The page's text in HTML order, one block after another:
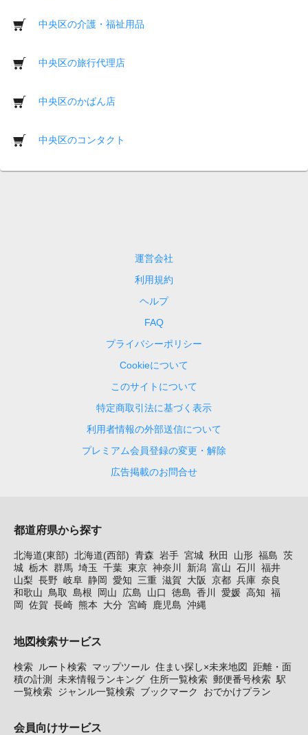
中央区の介護・福祉用品
中央区の旅行代理店
中央区のかばん店
中央区のコンタクト
運営会社
利用規約
ヘルプ
FAQ
プライバシーポリシー
Cookieについて
このサイトについて
特定商取引法に基づく表示
利用者情報の外部送信について
プレミアム会員登録の変更・解除
広告掲載のお問合せ
都道府県から探す
北海道(東部) 北海道(西部) 青森 岩手 宮城 秋田 山形 福島 茨
城 栃木 群馬 埼玉 千葉 東京 神奈川 新潟 富山 石川
福井
山梨 長野 岐阜 静岡 愛知 三重 滋賀 大阪 京都 兵庫 奈良
和歌山 鳥取 島根 岡山 広島 山口 徳島 香川 愛媛 高知 福
岡
佐賀 長崎 熊本 大分 宮崎 鹿児島 沖縄
地図検索サービス
検索 ルート検索 マップツール 住まい探し×未来地図
距離・面
積の計測
未来情報ランキング 住所一覧検索 郵便番号検索 駅
一覧検索 ジャンル一覧検索 ブックマーク おでかけプラン
会員向けサービス